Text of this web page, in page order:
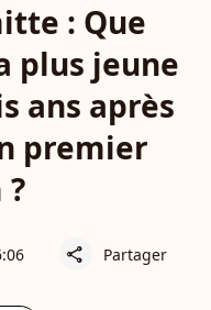
: Que
plus jeune
ans après
premier
share Partager